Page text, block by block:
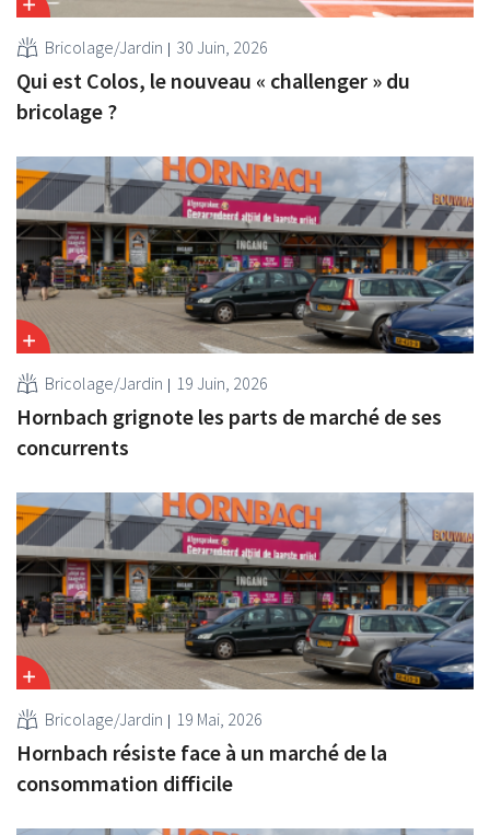
Bricolage/Jardin 30 Juin, 2026
Qui est Colos, le nouveau « challenger » du
bricolage ?
Bricolage/Jardin 19 Juin, 2026
Hornbach grignote les parts de marché de ses
concurrents
Bricolage/Jardin 19 Mai, 2026
Hornbach résiste face à un marché de la
consommation difficile